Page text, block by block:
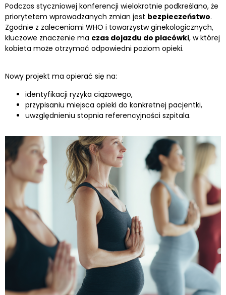
Podczas styczniowej konferencji wielokrotnie podkreślano, że
priorytetem wprowadzanych zmian jest bezpieczeństwo.
Zgodnie z zaleceniami WHO i towarzystw ginekologicznych,
kluczowe znaczenie ma czas dojazdu do placówki, w której
kobieta może otrzymać odpowiedni poziom opieki.
Nowy projekt ma opierać się na:
identyfikacji ryzyka ciążowego,
przypisaniu miejsca opieki do konkretnej pacjentki,
uwzględnieniu stopnia referencyjności szpitala.